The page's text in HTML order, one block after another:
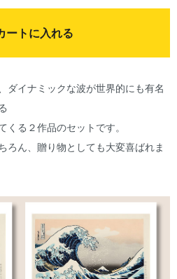
ートに入れる
ダイナミックな波が世界的にも有名
くる２作品のセットです。
ろん、贈り物としても大変喜ばれま